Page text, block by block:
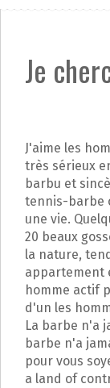
t
Je
J'aime les
très sérieux
barbu et
tennis-barbe
une vie.
20 beaux
la nature,
appartement
homme actif
d'un les
La barbe n'a
barbe n'a
pour vous
a land of